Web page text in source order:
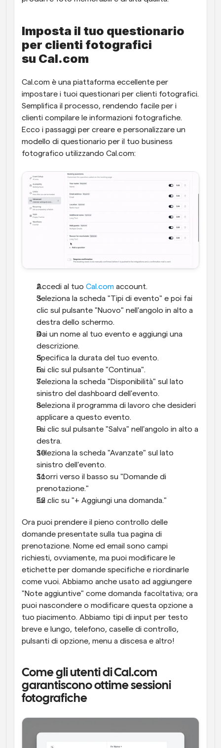
Imposta il tuo questionario
per clienti fotografici
su Cal.com
Cal.com è una piattaforma eccellente per
impostare i tuoi questionari per clienti fotografici.
Semplifica il processo, rendendo facile per i
clienti compilare le informazioni fotografiche.
Ecco i passaggi per creare e personalizzare un
modello di questionario per il tuo business
fotografico utilizzando Cal.com:
Accedi al tuo Cal.com account.
Seleziona la scheda "Tipi di evento" e poi fai
clic sul pulsante "Nuovo" nell'angolo in alto a
destra dello schermo.
Dai un nome al tuo evento e aggiungi una
descrizione.
Specifica la durata del tuo evento.
Fai clic sul pulsante "Continua".
Seleziona la scheda "Disponibilità" sul lato
sinistro del dashboard dell'evento.
Seleziona il programma di lavoro che desideri
applicare a questo evento.
Fai clic sul pulsante "Salva" nell'angolo in alto a
destra.
Seleziona la scheda "Avanzate" sul lato
sinistro dell'evento.
Scorri verso il basso su "Domande di
prenotazione."
Fai clic su "+ Aggiungi una domanda."
Ora puoi prendere il pieno controllo delle
domande presentate sulla tua pagina di
prenotazione. Nome ed email sono campi
richiesti, ovviamente, ma puoi modificare le
etichette per domande specifiche e riordinarle
come vuoi. Abbiamo anche usato ad aggiungere
"Note aggiuntive" come domanda facoltativa; ora
puoi nascondere o modificare questa opzione a
tuo piacimento. Abbiamo tipi di input per testo
breve e lungo, telefono, caselle di controllo,
pulsanti di opzione, menu a discesa e altro!
Come gli utenti di Cal.com
garantiscono ottime sessioni
fotografiche